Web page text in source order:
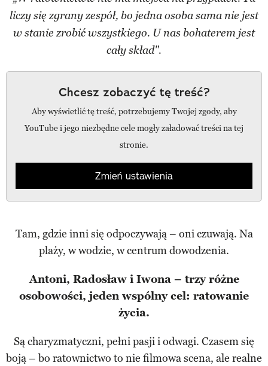
liczy się zgrany zespół, bo jedna osoba sama nie jest
w stanie zrobić wszystkiego. U nas bohaterem jest
cały skład".
Chcesz zobaczyć tę treść?
Aby wyświetlić tę treść, potrzebujemy Twojej zgody, aby
YouTube i jego niezbędne cele mogły załadować treści na tej
stronie.
Zmień ustawienia
Tam, gdzie inni się odpoczywają – oni czuwają. Na
plaży, w wodzie, w centrum dowodzenia.
Antoni, Radosław i Iwona – trzy różne
osobowości, jeden wspólny cel: ratowanie
życia.
Są charyzmatyczni, pełni pasji i odwagi. Czasem się
boją – bo ratownictwo to nie filmowa scena, ale realne